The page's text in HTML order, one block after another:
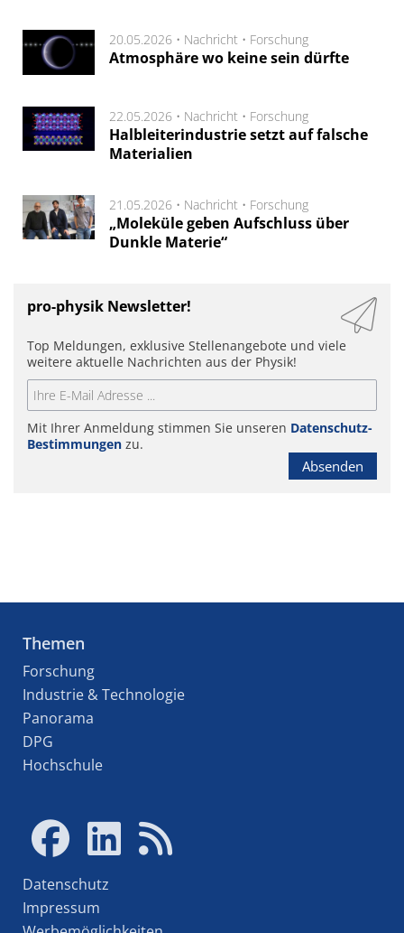
20.05.2026 • Nachricht • Forschung
Atmosphäre wo keine sein dürfte
22.05.2026 • Nachricht • Forschung
Halbleiterindustrie setzt auf falsche
Materialien
21.05.2026 • Nachricht • Forschung
„Moleküle geben Aufschluss über
Dunkle Materie“
pro-physik Newsletter!
Top Meldungen, exklusive Stellenangebote und viele
weitere aktuelle Nachrichten aus der Physik!
Mit Ihrer Anmeldung stimmen Sie unseren Datenschutz-
Bestimmungen zu.
Absenden
Themen
Forschung
Industrie & Technologie
Panorama
DPG
Hochschule
Datenschutz
Impressum